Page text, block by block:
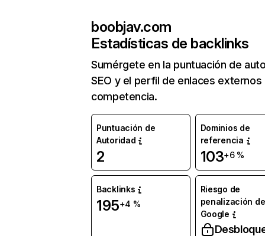
boobjav.com
Estadísticas de backlinks
Sumérgete en la puntuación de
SEO y el perfil de enlaces externos
competencia.
Puntuación de
Autoridad
2
Dominios de
referencia
103+6 %
Backlinks
195+4 %
Riesgo de
penalización de
Google